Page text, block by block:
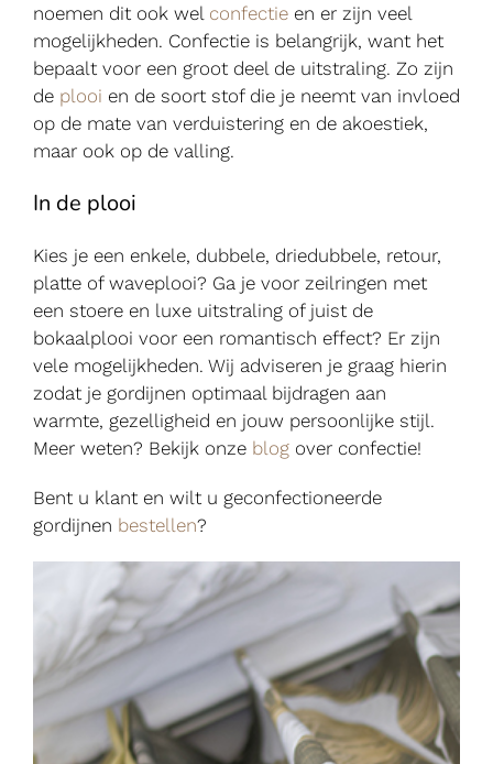
noemen dit ook wel confectie en er zijn veel
mogelijkheden. Confectie is belangrijk, want het
bepaalt voor een groot deel de uitstraling. Zo zijn
de plooi en de soort stof die je neemt van invloed
op de mate van verduistering en de akoestiek,
maar ook op de valling.
In de plooi
Kies je een enkele, dubbele, driedubbele, retour,
platte of waveplooi? Ga je voor zeilringen met
een stoere en luxe uitstraling of juist de
bokaalplooi voor een romantisch effect? Er zijn
vele mogelijkheden. Wij adviseren je graag hierin
zodat je gordijnen optimaal bijdragen aan
warmte, gezelligheid en jouw persoonlijke stijl.
Meer weten? Bekijk onze blog over confectie!
Bent u klant en wilt u geconfectioneerde
gordijnen bestellen?